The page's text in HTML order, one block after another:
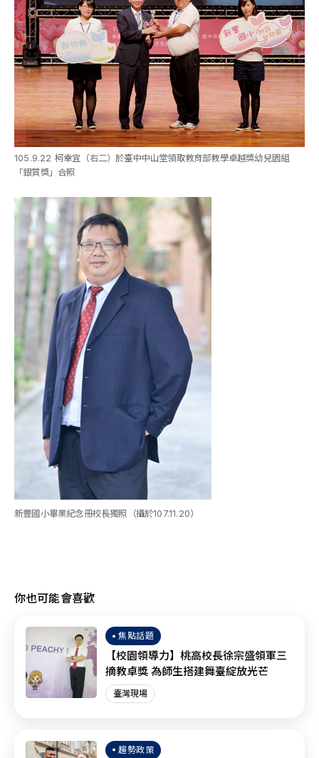
105.9.22 柯幸宜（右二）於臺中中山堂領取教育部教學卓越獎幼兒園組
「銀質獎」合照
新豐國小畢業紀念冊校長獨照（攝於107.11.20）
你也可能會喜歡
焦點話題
【校園領導力】桃高校長徐宗盛領軍三
摘教卓獎 為師生搭建舞臺綻放光芒
臺灣現場
趨勢政策